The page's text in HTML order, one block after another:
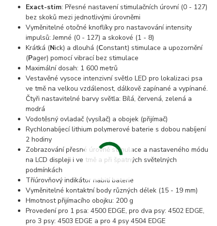
Exact-stim: Přesné nastavení stimulačních úrovní (0 - 127)
bez skoků mezi jednotlivými úrovněmi
Vyměnitelné otočné knoflíky pro nastavování intensity
impulsů: Jemné (0 - 127) a skokové (1 - 8)
Krátká (Nick) a dlouhá (Constant) stimulace a upozornění
(Pager) pomocí vibrací bez stimulace
Maximální dosah: 1 600 metrů
Vestavěné vysoce intenzivní světlo LED pro lokalizaci psa
ve tmě na velkou vzdálenost, dálkově zapínané a vypínané.
Čtyři nastavitelné barvy světla: Bílá, červená, zelená a
modrá
Vodotěsný ovladač (vysílač) a obojek (přijímač)
Rychlonabíjecí lithium polymerové baterie s dobou nabíjení
2 hodiny
Zobrazování přesné úrovně stimulace a nastaveného módu
na LCD displeji i ve tmě a při špatných světelných
podmínkách
Tříúrovňový indikátor nabití baterie
Vyměnitelné kontaktní body různých délek (15 - 19 mm)
Hmotnost přijímacího obojku: 200 g
Provedení pro 1 psa: 4500 EDGE, pro dva psy: 4502 EDGE,
pro 3 psy: 4503 EDGE a pro 4 psy 4504 EDGE